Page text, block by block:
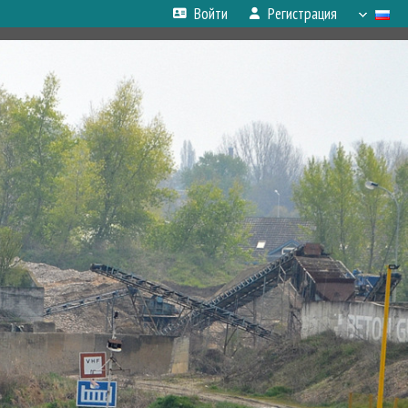
Войти Регистрация